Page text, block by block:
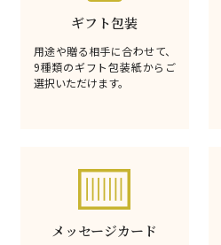
ギフト包装
用途や贈る相手に合わせて、
9種類のギフト包装紙からご
選択いただけます。
メッセージカード